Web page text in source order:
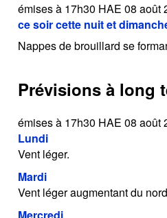
émises à 17h30 HAE 08 août
ce soir cette nuit et
Nappes de brouillard se
Prévisions à long
émises à 17h30 HAE 08 août
Lundi
Vent léger.
Mardi
Vent léger augmentant du